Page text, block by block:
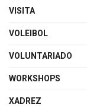
VISITA
VOLEIBOL
VOLUNTARIADO
WORKSHOPS
XADREZ